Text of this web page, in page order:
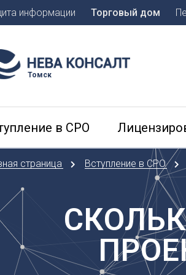
Б
Барнаул
Белгород
Брянск
В
информации Торговый дом
Томск
в СРО
страница Вступление в СРО